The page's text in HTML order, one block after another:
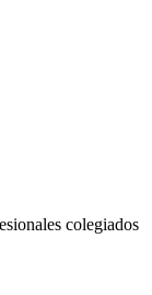
colegiados